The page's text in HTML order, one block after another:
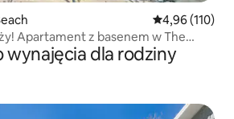
Średnia
4,96 (110)
Apartament z basenem w The
wynajęcia dla rodziny